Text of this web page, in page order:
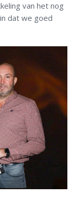
van het nog
dat we goed